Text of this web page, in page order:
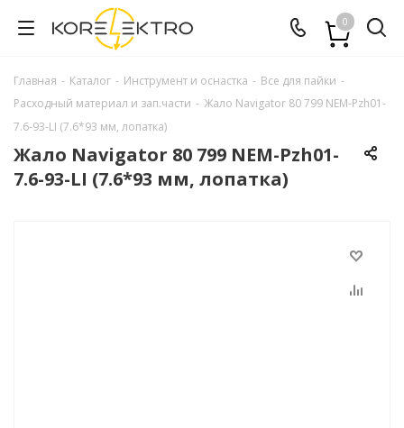
0
Главная - Каталог - Инструмент и оснастка - Все для пайки -
Расходный материал и зап.части - Жало Navigator 80 799 NEM-Pzh01-
7.6-93-LI (7.6*93 мм, лопатка)
Жало Navigator 80 799 NEM-Pzh01-
7.6-93-LI (7.6*93 мм, лопатка)